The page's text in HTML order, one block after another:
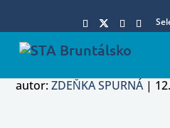
autor:ZDEŇKA SPURNÁ|